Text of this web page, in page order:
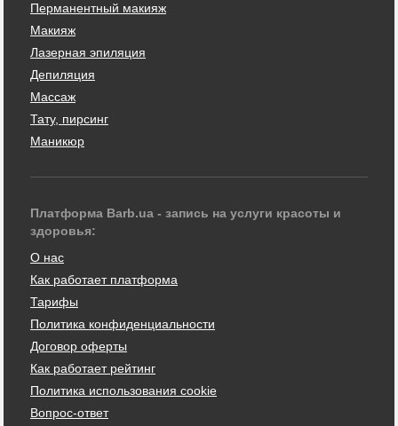
Перманентный макияж
Макияж
Лазерная эпиляция
Депиляция
Массаж
Тату, пирсинг
Маникюр
Платформа Barb.ua - запись на услуги красоты и
здоровья:
О нас
Как работает платформа
Тарифы
Политика конфиденциальности
Договор оферты
Как работает рейтинг
Политика использования cookie
Вопрос-ответ